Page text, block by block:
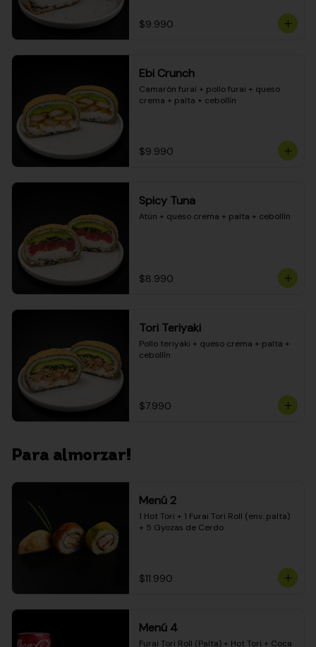
$9.990
Ebi Crunch
Camarón furai + pollo furai + queso
crema + palta + cebollín
$9.990
Spicy Tuna
Atún + queso crema + palta + cebollín
$8.990
Tori Teriyaki
Pollo teriyaki + queso crema + palta +
cebollín
$7.990
Para almorzar!
Menú 2
1 Hot Tori + 1 Furai Tori Roll (env. palta)
+ 5 Gyozas de Cerdo
$11.990
Menú 4
Furai Tori Roll (Palta) + Hot Tori + Coca